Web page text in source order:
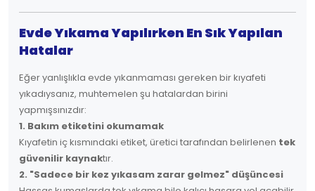
Evde Yıkama Yapılırken En Sık Yapılan
Hatalar
Eğer yanlışlıkla evde yıkanmaması gereken bir kıyafeti
yıkadıysanız, muhtemelen şu hatalardan birini
yapmışsınızdır:
1. Bakım etiketini okumamak
Kıyafetin iç kısmındaki etiket, üretici tarafından belirlenen tek
güvenilir kaynaktır.
2. "Sadece bir kez yıkasam zarar gelmez" düşüncesi